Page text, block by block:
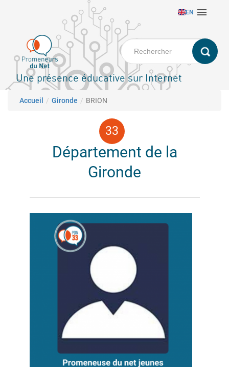
principal
EN 
Une présence éducative sur Internet
Fil d'Ariane
Accueil Gironde BRION
Département de la
Gironde